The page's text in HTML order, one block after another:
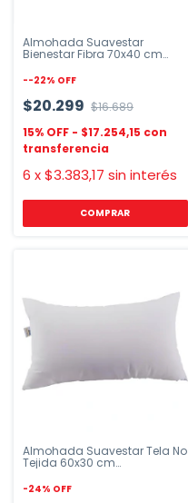
Almohada Suavestar
Bienestar Fibra 70x40 cm
--22% OFF
$20.299 $16.689
$17.254,15
6 x$3.383,17 sin interés
Almohada Suavestar Tela No
Tejida 60x30 cm
-24% OFF